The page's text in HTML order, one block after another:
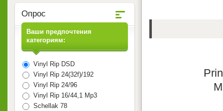
Опрос
Ваши предпочтения
категориям:
Vinyl Rip DSD
Vinyl Rip 24(32f)/192
Vinyl Rip 24/96
Vinyl Rip 16/44,1 Mp3
Schellak 78